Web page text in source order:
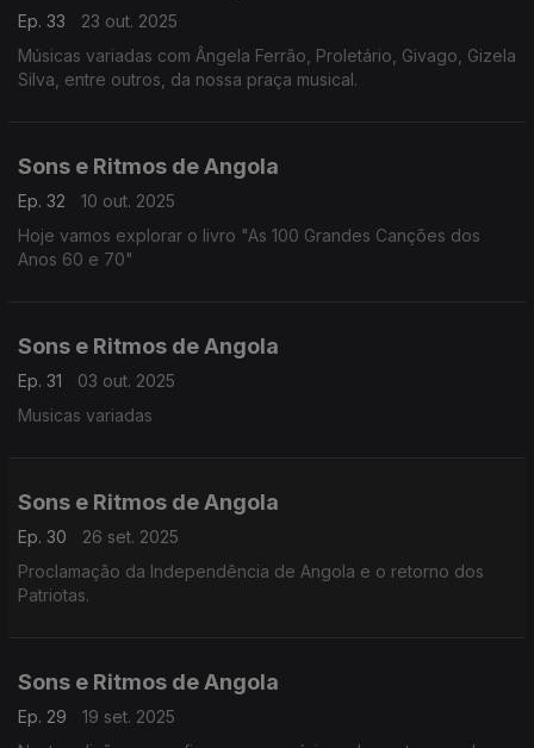
Ep. 33
23 out. 2025
Músicas variadas com Ângela Ferrão, Proletário, Givago, Gizela
Silva, entre outros, da nossa praça musical.
Sons e Ritmos de Angola
Ep. 32
10 out. 2025
Hoje vamos explorar o livro "As 100 Grandes Canções dos
Anos 60 e 70"
Sons e Ritmos de Angola
Ep. 31
03 out. 2025
Musicas variadas
Sons e Ritmos de Angola
Ep. 30
26 set. 2025
Proclamação da Independência de Angola e o retorno dos
Patriotas.
Sons e Ritmos de Angola
Ep. 29
19 set. 2025